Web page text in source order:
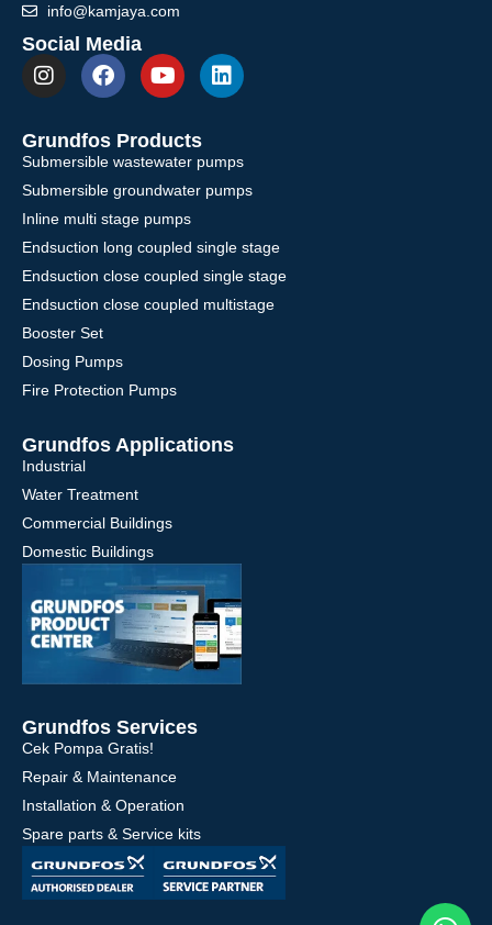
info@kamjaya.com
Social Media
Grundfos Products
Submersible wastewater pumps
Submersible groundwater pumps
Inline multi stage pumps
Endsuction long coupled single stage
Endsuction close coupled single stage
Endsuction close coupled multistage
Booster Set
Dosing Pumps
Fire Protection Pumps
Grundfos Applications
Industrial
Water Treatment
Commercial Buildings
Domestic Buildings
Grundfos Services
Cek Pompa Gratis!
Repair & Maintenance
Installation & Operation
Spare parts & Service kits